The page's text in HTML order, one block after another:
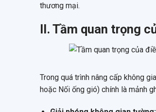
thương mại.
II. Tầm quan trọng
Trong quá trình nâng cấp không
hoặc Nối ống gió) chính là mảnh